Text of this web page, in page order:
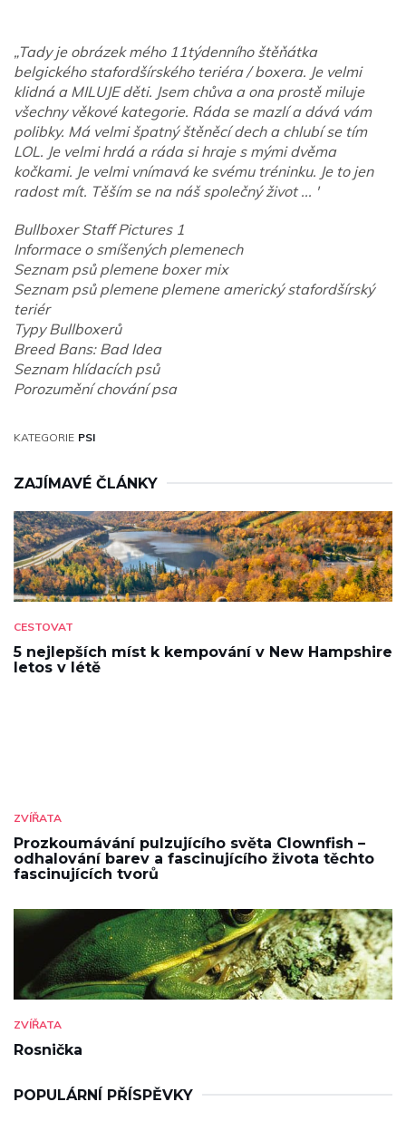
„Tady je obrázek mého 11týdenního štěňátka
belgického stafordšírského teriéra / boxera. Je velmi
klidná a MILUJE děti. Jsem chůva a ona prostě miluje
všechny věkové kategorie. Ráda se mazlí a dává vám
polibky. Má velmi špatný štěněcí dech a chlubí se tím
LOL. Je velmi hrdá a ráda si hraje s mými dvěma
kočkami. Je velmi vnímavá ke svému tréninku. Je to jen
radost mít. Těším se na náš společný život ... '
Bullboxer Staff Pictures 1
Informace o smíšených plemenech
Seznam psů plemene boxer mix
Seznam psů plemene plemene americký stafordšírský
teriér
Typy Bullboxerů
Breed Bans: Bad Idea
Seznam hlídacích psů
Porozumění chování psa
KATEGORIE PSI
ZAJÍMAVÉ ČLÁNKY
CESTOVAT
5 nejlepších míst k kempování v New Hampshire
letos v létě
ZVÍŘATA
Prozkoumávání pulzujícího světa Clownfish –
odhalování barev a fascinujícího života těchto
fascinujících tvorů
ZVÍŘATA
Rosnička
POPULÁRNÍ PŘÍSPĚVKY